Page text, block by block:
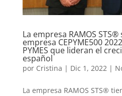
La empresa RAMOS
empresa CEPYME500
PYMES que lideran el
español
por Cristina | Dic 1, 2022|
La empresa RAMOS STS®